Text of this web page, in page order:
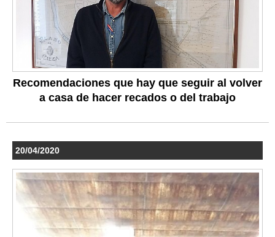
Recomendaciones que hay que seguir al volver
a casa de hacer recados o del trabajo
20/04/2020